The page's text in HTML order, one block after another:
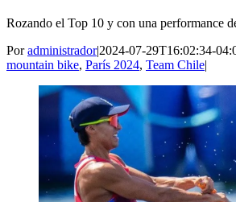
Rozando el Top 10 y con una performance
Poradministrador|2024-07-29T16:02:34-
mountain bike, París 2024, Team Chile|